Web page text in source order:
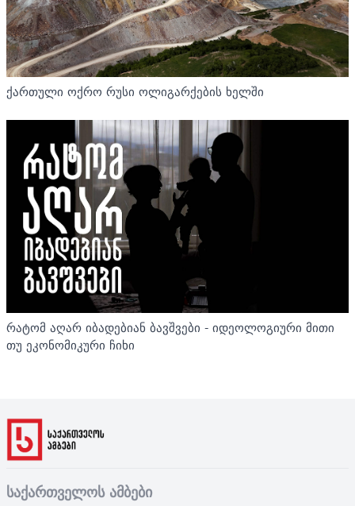
ქართული ოქრო რუსი ოლიგარქების ხელში
რატომ აღარ იბადებიან ბავშვები - იდეოლოგიური მითი
თუ ეკონომიკური ჩიხი
საქართველოს ამბები